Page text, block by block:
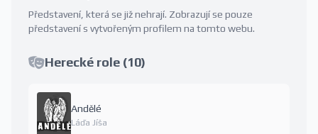
Představení, která se již nehrají. Zobrazují se pouze
představení s vytvořeným profilem na tomto webu.
Herecké role (10)
Andělé
Láďa Jíša